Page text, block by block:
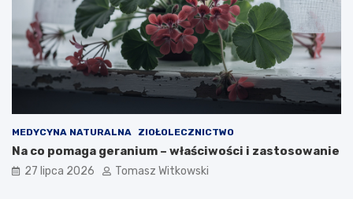
MEDYCYNA NATURALNA ZIOŁOLECZNICTWO
Na co pomaga geranium – właściwości i zastosowanie
27 lipca 2026 Tomasz Witkowski